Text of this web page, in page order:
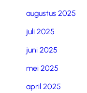
augustus 2025
juli 2025
juni 2025
mei 2025
april 2025